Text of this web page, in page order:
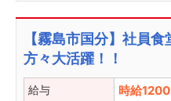
【霧島市国分】社員
方々大活躍！！
給与 時給